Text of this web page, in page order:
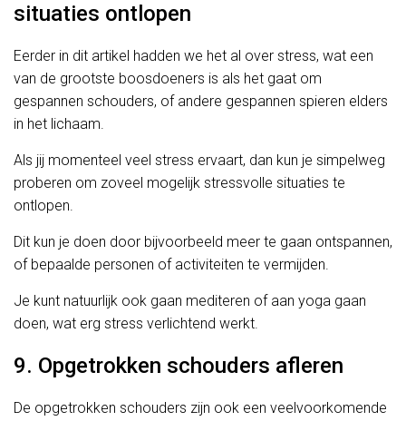
situaties ontlopen
Eerder in dit artikel hadden we het al over stress, wat een
van de grootste boosdoeners is als het gaat om
gespannen schouders, of andere gespannen spieren elders
in het lichaam.
Als jij momenteel veel stress ervaart, dan kun je simpelweg
proberen om zoveel mogelijk stressvolle situaties te
ontlopen.
Dit kun je doen door bijvoorbeeld meer te gaan ontspannen,
of bepaalde personen of activiteiten te vermijden.
Je kunt natuurlijk ook gaan mediteren of aan yoga gaan
doen, wat erg stress verlichtend werkt.
9. Opgetrokken schouders afleren
De opgetrokken schouders zijn ook een veelvoorkomende